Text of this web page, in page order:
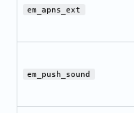
em_apns_ext
em_push_sound